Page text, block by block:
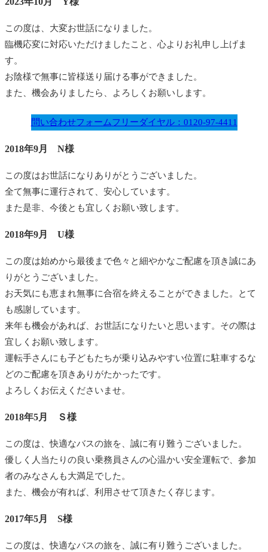
この度は、大変お世話になりました。
臨機応変に対応いただけましたこと、心よりお礼申し上げま
す。
お陰様で無事に皆様送り届ける事ができました。
また、機会ありましたら、よろしくお願いします。
問い合わせフォームフリーダイヤル：0120-97-4411
2018年9月 N様
この度はお世話になりありがとうございました。
全て無事に運行されて、安心しています。
また是非、今後とも宜しくお願い致します。
2018年9月 U様
この度は始めから最後まで色々と細やかなご配慮を頂き誠にあ
りがとうございました。
お天気にも恵まれ無事に合宿を終えることができました。とて
も感謝しています。
来年も機会があれば、お世話になりたいと思います。その際は
宜しくお願い致します。
運転手さんにも子どもたちが乗り込みやすい位置に駐車するな
どのご配慮を頂きありがたかったです。
よろしくお伝えくださいませ。
2018年5月 Ｓ様
この度は、快適なバスの旅を、誠に有り難うございました。
優しく人当たりの良い乗務員さんの心温かい安全運転で、参加
者のみなさんも大満足でした。
また、機会が有れば、利用させて頂きたく存じます。
2017年5月 S様
この度は、快適なバスの旅を、誠に有り難うございました。